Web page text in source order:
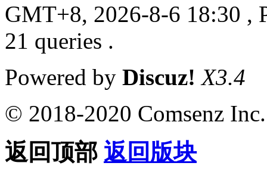
GMT+8, 2026-8-6 18:30 ,
21 queries .
Powered by Discuz! X3.4
© 2018-2020 Comsenz Inc.
返回顶部 返回版块